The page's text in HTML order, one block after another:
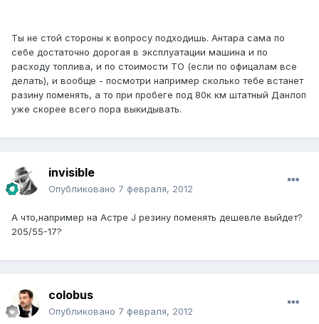
Ты не стой стороны к вопросу подходишь. Антара сама по
себе достаточно дорогая в эксплуатации машина и по
расходу топлива, и по стоимости ТО (если по офицалам все
делать), и вообще - посмотри например сколько тебе встанет
разину поменять, а то при пробеге под 80к км штатный Данлоп
уже скорее всего пора выкидывать.
invisible
Опубликовано 7 февраля, 2012
А что,например на Астре J резину поменять дешевле выйдет?
205/55-17?
colobus
Опубликовано 7 февраля, 2012